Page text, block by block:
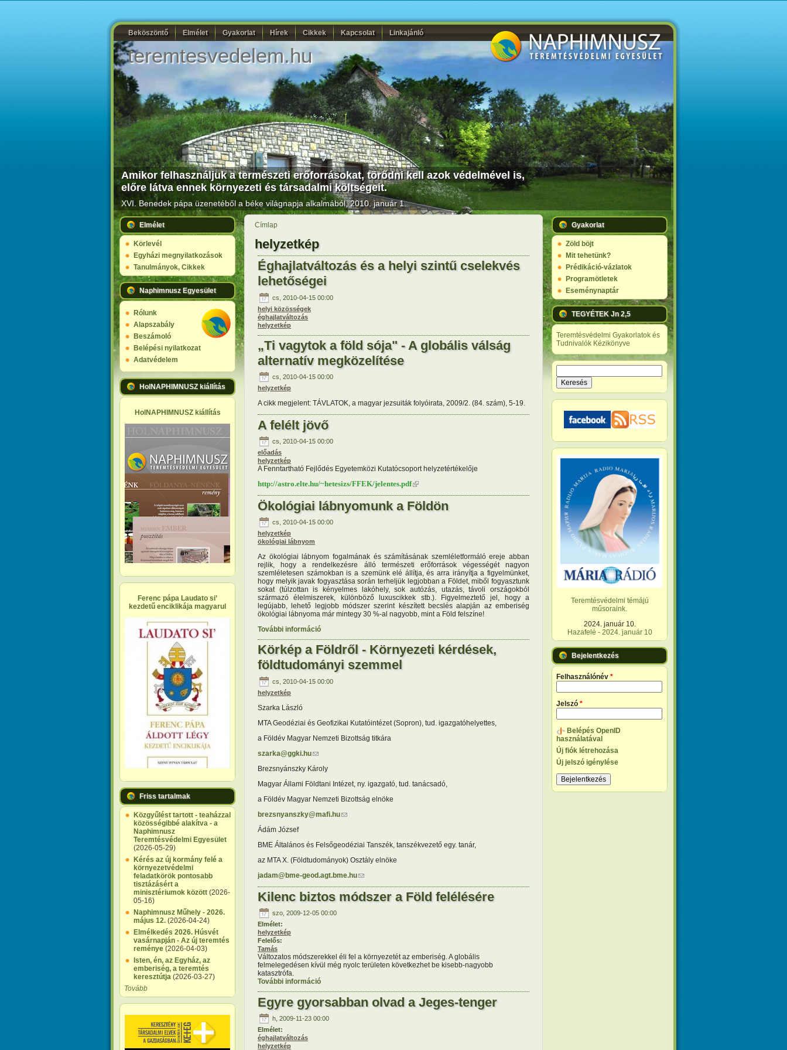
Beköszöntő Elmélet Gyakorlat Hírek Cikkek Kapcsolat Linkajánló
teremtesvedelem.hu
Amikor felhasználjuk a természeti erőforrásokat, törődni kell azok védelmével is,
előre látva ennek környezeti és társadalmi költségeit.
XVI. Benedek pápa üzenetéből a béke világnapja alkalmából, 2010. január 1.
Elmélet
Körlevél
Egyházi megnyilatkozások
Tanulmányok, Cikkek
Naphimnusz Egyesület
Rólunk
Alapszabály
Beszámoló
Belépési nyilatkozat
Adatvédelem
HolNAPHIMNUSZ kiállítás
HolNAPHIMNUSZ kiállítás
Ferenc pápa Laudato si’
kezdetű enciklikája magyarul
Friss tartalmak
Közgyűlést tartott - teaházzal
közösségibbé alakítva - a
Naphimnusz
Teremtésvédelmi Egyesület
(2026-05-29)
Kérés az új kormány felé a
környezetvédelmi
feladatkörök pontosabb
tisztázásért a
minisztériumok között (2026-
05-16)
Naphimnusz Műhely - 2026.
május 12. (2026-04-24)
Elmélkedés 2026. Húsvét
vasárnapján - Az új teremtés
reménye (2026-04-03)
Isten, én, az Egyház, az
emberiség, a teremtés
keresztútja (2026-03-27)
Tovább
Címlap
helyzetkép
Éghajlatváltozás és a helyi szintű cselekvés
lehetőségei
cs, 2010-04-15 00:00
helyi közösségek
éghajlatváltozás
helyzetkép
„Ti vagytok a föld sója" - A globális válság
alternatív megközelítése
cs, 2010-04-15 00:00
helyzetkép
A cikk megjelent: TÁVLATOK, a magyar jezsuiták folyóirata, 2009/2. (84. szám), 5-19.
A felélt jövő
cs, 2010-04-15 00:00
előadás
helyzetkép
A Fenntartható Fejlődés Egyetemközi Kutatócsoport helyzetértékelője
http://astro.elte.hu/~hetesizs/FFEK/jelentes.pdf(külső hivatkozás)
Ökológiai lábnyomunk a Földön
cs, 2010-04-15 00:00
helyzetkép
ökológiai lábnyom
Az ökológiai lábnyom fogalmának és számításának szemléletformáló ereje abban
rejlik, hogy a rendelkezésre álló természeti erőforrások végességét nagyon
szemléletesen számokban is a szemünk elé állítja, és arra irányítja a figyelmünket,
hogy melyik javak fogyasztása során terheljük legjobban a Földet, miből fogyasztunk
sokat (túlzottan is kényelmes lakóhely, sok autózás, utazás, távoli országokból
származó élelmiszerek, különböző luxuscikkek stb.). Figyelmeztető jel, hogy a
legújabb, lehető legjobb módszer szerint készített becslés alapján az emberiség
ökológiai lábnyoma már mintegy 30 %-al nagyobb, mint a Föld felszíne!
További információ
Körkép a Földről - Környezeti kérdések,
földtudományi szemmel
cs, 2010-04-15 00:00
helyzetkép
Szarka László
MTA Geodéziai és Geofizikai Kutatóintézet (Sopron), tud. igazgatóhelyettes,
a Földév Magyar Nemzeti Bizottság titkára
szarka@ggki.hu(link sends e-mail)
Brezsnyánszky Károly
Magyar Állami Földtani Intézet, ny. igazgató, tud. tanácsadó,
a Földév Magyar Nemzeti Bizottság elnöke
brezsnyanszky@mafi.hu(link sends e-mail)
Ádám József
BME Általános és Felsőgeodéziai Tanszék, tanszékvezető egy. tanár,
az MTA X. (Földtudományok) Osztály elnöke
jadam@bme-geod.agt.bme.hu(link sends e-mail)
Kilenc biztos módszer a Föld felélésére
szo, 2009-12-05 00:00
Elmélet:
helyzetkép
Felelős:
Tamás
Változatos módszerekkel éli fel a környezetét az emberiség. A globális
felmelegedésen kívül még nyolc területen következhet be kisebb-nagyobb
katasztrófa.
További információ
kapcsolatosan
Egyre gyorsabban olvad a Jeges-tenger
h, 2009-11-23 00:00
Elmélet:
éghajlatváltozás
helyzetkép
Gyakorlat
Zöld böjt
Mit tehetünk?
Prédikáció-vázlatok
Programötletek
Eseménynaptár
TEGYÉTEK Jn 2,5
Teremtésvédelmi Gyakorlatok és
Tudnivalók Kézikönyve
Keresés űrlap
Teremtésvédelmi témájú
műsoraink.
2024. január 10.
Hazafelé - 2024. január 10
Bejelentkezés
Felhasználónév *
Jelszó *
Belépés OpenID
használatával
Új fiók létrehozása
Új jelszó igénylése